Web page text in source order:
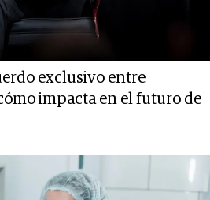
exclusivo entre
impacta en el futuro de